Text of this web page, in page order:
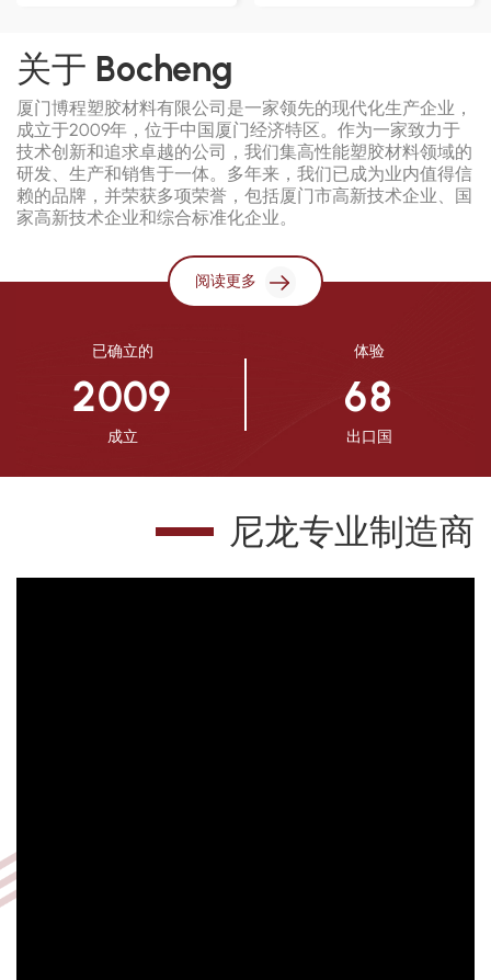
合用于汽车部件、电子设
备、户外设备以及处于极寒
环境下的工业部件。 厂家
直供： 可定制的材料配
方，以满足特定的性能和加
工要求。
动工具和工业部件。 厂家
直供： 可定制以满足特定
的处理和性能要求。
关于 Bocheng
厦门博程塑胶材料有限公司是一家领先的现代化生产企业，
成立于2009年，位于中国厦门经济特区。作为一家致力于
技术创新和追求卓越的公司，我们集高性能塑胶材料领域的
研发、生产和销售于一体。多年来，我们已成为业内值得信
赖的品牌，并荣获多项荣誉，包括厦门市高新技术企业、国
家高新技术企业和综合标准化企业。
阅读更多
已确立的
2009
成立
体验
68
出口国
尼龙专业制造商